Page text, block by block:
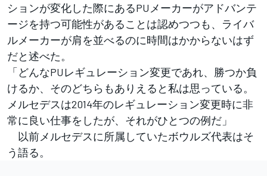
ションが変化した際にあるPUメーカーがアドバンテ
ージを持つ可能性があることは認めつつも、ライバ
ルメーカーが肩を並べるのに時間はかからないはず
だと述べた。
「どんなPUレギュレーション変更であれ、勝つか負
けるか、そのどちらもありえると私は思っている。
メルセデスは2014年のレギュレーション変更時に非
常に良い仕事をしたが、それがひとつの例だ」
以前メルセデスに所属していたボウルズ代表はそ
う語る。